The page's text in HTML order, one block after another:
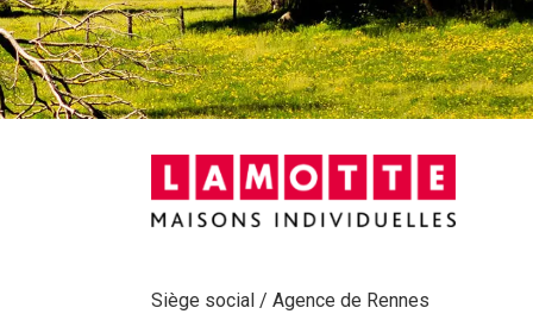
Siège social / Agence de Rennes